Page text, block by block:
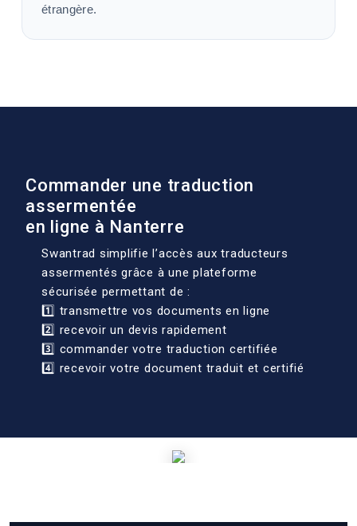
étrangère.
Commander une traduction
assermentée
en ligne à Nanterre
Swantrad simplifie l’accès aux traducteurs
assermentés grâce à une plateforme
sécurisée permettant de :
1️⃣ transmettre vos documents en ligne
2️⃣ recevoir un devis rapidement
3️⃣ commander votre traduction certifiée
4️⃣ recevoir votre document traduit et certifié